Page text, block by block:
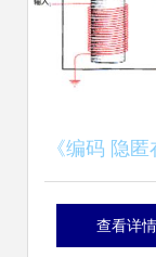
《编码 隐
机软硬件背
查看详情